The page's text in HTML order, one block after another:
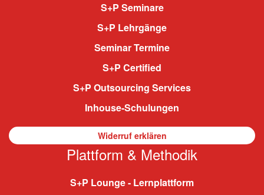
S+P Seminare
S+P Lehrgänge
Seminar Termine
S+P Certified
S+P Outsourcing Services
Inhouse-Schulungen
Widerruf erklären
Plattform & Methodik
S+P Lounge - Lernplattform